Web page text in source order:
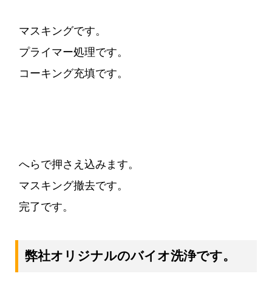
マスキングです。
プライマー処理です。
コーキング充填です。
へらで押さえ込みます。
マスキング撤去です。
完了です。
弊社オリジナルのバイオ洗浄です。